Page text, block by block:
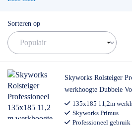
volgens de actuele norm te werken met
voorloopleuning
TIP: maak gebruik
de juiste rolsteiger te vinden!
✅Vrijblijvende offerteop maat
✅ Contact:
0511- 40 25 64, of mail
Sorteren op
Skyworks Rolsteiger
werkhoogte Dubbele
135x185 11,2m
Skyworks Primus
Professioneel gebruik